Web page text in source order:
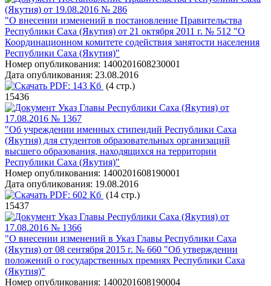
(Якутия) от 19.08.2016 № 286
"О внесении изменений в постановление Правительства
Республики Саха (Якутия) от 21 октября 2011 г. № 512 "О
Координационном комитете содействия занятости населения
Республики Саха (Якутия)"
Номер опубликования: 1400201608230001
Дата опубликования: 23.08.2016
PDF: 143 Кб (4 стр.)
15436
Указ Главы Республики Саха (Якутия) от
17.08.2016 № 1367
"Об учреждении именных стипендий Республики Саха
(Якутия) для студентов образовательных организаций
высшего образования, находящихся на территории
Республики Саха (Якутия)"
Номер опубликования: 1400201608190001
Дата опубликования: 19.08.2016
PDF: 602 Кб (14 стр.)
15437
Указ Главы Республики Саха (Якутия) от
17.08.2016 № 1366
"О внесении изменений в Указ Главы Республики Саха
(Якутия) от 08 сентября 2015 г. № 660 "Об утверждении
положений о государственных премиях Республики Саха
(Якутия)"
Номер опубликования: 1400201608190004